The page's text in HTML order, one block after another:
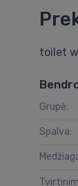
toilet
Grupė:
Spalva: